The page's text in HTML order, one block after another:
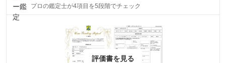
プロの鑑定士が4項目を5段階でチェック
評価書を見る